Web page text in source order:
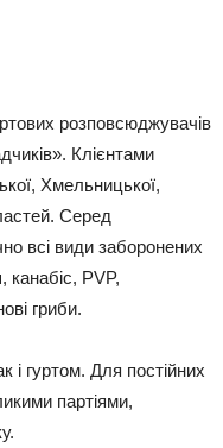
розповсюджувачів
Клієнтами
Хмельницької,
Серед
всі види заборонених
PVP,
гриби.
і гуртом. Для постійних
партіями,